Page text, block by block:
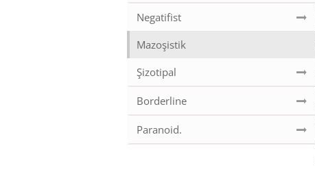
Negatifist
Mazoşistik
Şizotipal
Borderline
Paranoid.